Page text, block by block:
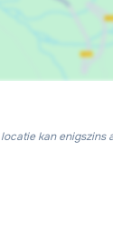
twee 1-
en één
kan enigszins